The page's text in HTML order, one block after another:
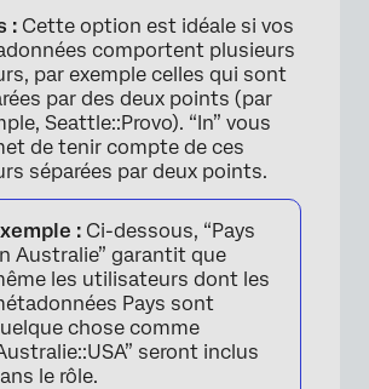
×
: Cette option est idéale si vos
comportent plusieurs
par exemple celles qui sont
par des deux points (par
Seattle::Provo). “In” vous
de tenir compte de ces
séparées par deux points.
: Ci-dessous, “Pays
Australie” garantit que
les utilisateurs dont les
Pays sont
chose comme
seront inclus
le rôle.